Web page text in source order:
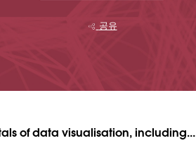
공유
of data visualisation, including...